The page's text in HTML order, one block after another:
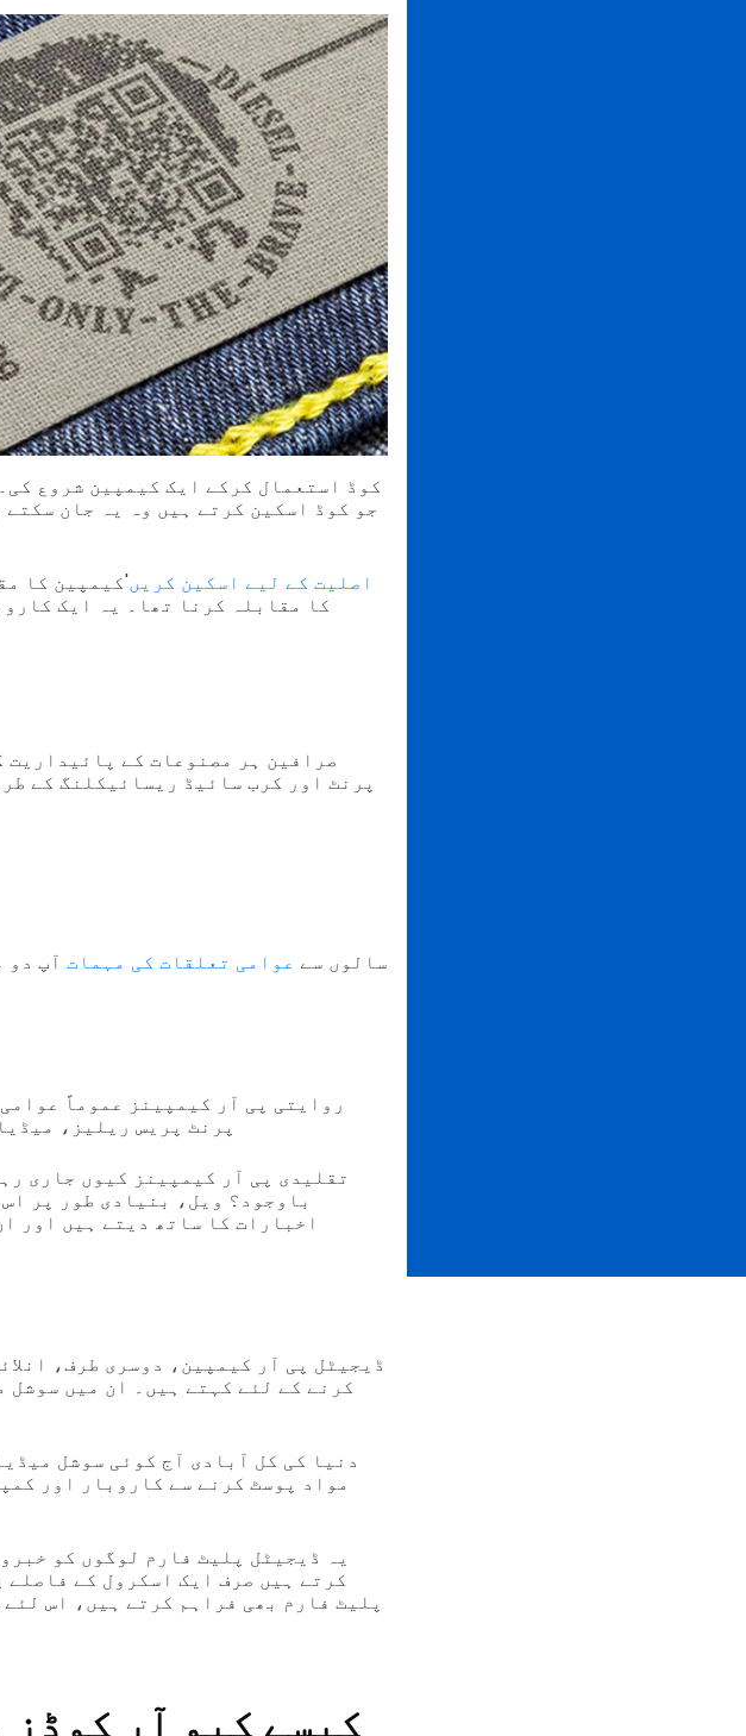
جو کوڈ اسکین کرتے ہیں وہ یہ جان
اصلیت کے لیے اسکین کریں'کیمپین کا
کا مقابلہ کرنا تھا۔ یہ ایک
صرافین ہر مصنوعات کے
پرنٹ اور کرب سائیڈ ریسائیکلنگ کے
سالوں سے عوامی تعلقات کی مہمات آپ دو
روایتی پی آر کیمپینز عموماً
پرنٹ پریس ریلیز،
تقلیدی پی آر کیمپینز کیوں جاری
باوجود؟ ویل، بنیادی طور پر
اخبارات کا ساتھ دیتے ہیں اور
ڈیجیٹل پی آر کیمپین، دوسری طرف،
کرنے کے لئے کہتے ہیں۔ ان میں سوشل
مواد پوسٹ کرنے سے کاروبار اور
یہ ڈیجیٹل پلیٹ فارم لوگوں کو
کرتے ہیں صرف ایک اسکرول کے
پلیٹ فارم بھی فراہم کرتے ہیں، اس
کیسے کیو آر